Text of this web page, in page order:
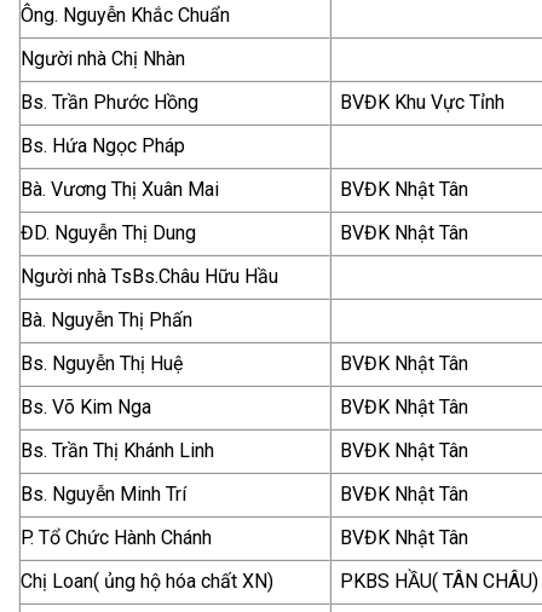
Ông. Nguyễn Khắc Chuẩn
Người nhà Chị Nhàn
Bs. Trần Phước Hồng
BVĐK Khu Vực Tỉnh
Bs. Hứa Ngọc Pháp
Bà. Vương Thị Xuân Mai
BVĐK Nhật Tân
ĐD. Nguyễn Thị Dung
BVĐK Nhật Tân
Người nhà TsBs.Châu Hữu Hầu
Bà. Nguyễn Thị Phấn
Bs. Nguyễn Thị Huệ
BVĐK Nhật Tân
Bs. Võ Kim Nga
BVĐK Nhật Tân
Bs. Trần Thị Khánh Linh
BVĐK Nhật Tân
Bs. Nguyễn Minh Trí
BVĐK Nhật Tân
P. Tổ Chức Hành Chánh
BVĐK Nhật Tân
Chị Loan( ủng hộ hóa chất XN)
PKBS HẦU( TÂN CHÂU)